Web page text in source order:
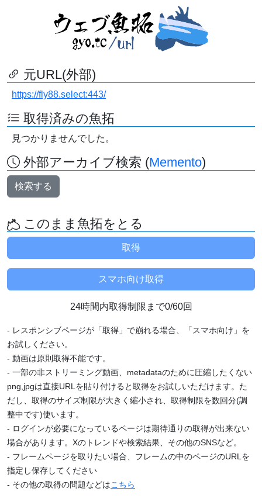
元URL(外部)
https://fly88.select:443/
取得済みの魚拓
見つかりませんでした。
外部アーカイブ検索 (Memento)
検索する
このまま魚拓をとる
24時間内取得制限まで0/60回
- レスポンシブページが「取得」で崩れる場合、「スマホ向け」を
お試しください。
- 動画は原則取得不能です。
- 一部の非ストリーミング動画、metadataのために圧縮したくない
png,jpgは直接URLを貼り付けると取得をお試しいただけます。た
だし、取得のサイズ制限が大きく縮小され、取得制限を数回分(調
整中です)使います。
- ログインが必要になっているページは期待通りの取得が出来ない
場合があります。Xのトレンドや検索結果、その他のSNSなど。
- フレームページを取りたい場合、フレームの中のページのURLを
指定し保存してください
- その他の取得の問題などはこちら